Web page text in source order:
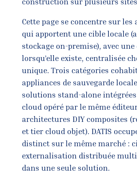
Cette page se concentre sur
qui apportent une cible locale
stockage on-premise), avec
lorsqu’elle existe, centralisée
unique. Trois catégories
appliances de sauvegarde
solutions stand-alone
cloud opéré par le même
architectures DIY composites
et tier cloud objet). DATIS
distinct sur le même marché :
externalisation distribuée
dans une seule solution.